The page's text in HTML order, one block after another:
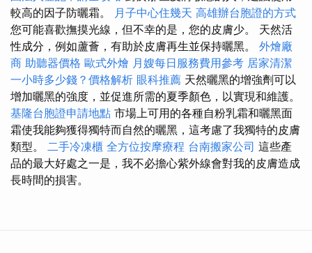
較高的因子防曬霜。 月子中心住幾天 高雄辦台胞證的方式
您可能喜歡撫摸光線，但不幸的是，您的皮膚少。 天然活
性成分，例如蘆薈，有助於皮膚再生並保持曬黑。 外燴廠
商 助聽器價格 歐式外燴 月嫂每日服務費用參考 居家清潔
一小時多少錢？價格解析 眼科推薦 天然曬黑的增強劑可以
增加曬黑的強度，並促進所需的夏季顏色，以實現和維護。
基隆台胞證申請地點 市場上可用的各種自粉乳霜和曬黑面
霜使我能夠獲得獨特而自然的曬黑，這考慮了我獨特的皮膚
類型。 二手冷凍櫃 全方位按摩療程 台南搬家公司 這些產
品的最大好處之一是，我不必擔心紫外線會對我的皮膚造成
長時間的損害。